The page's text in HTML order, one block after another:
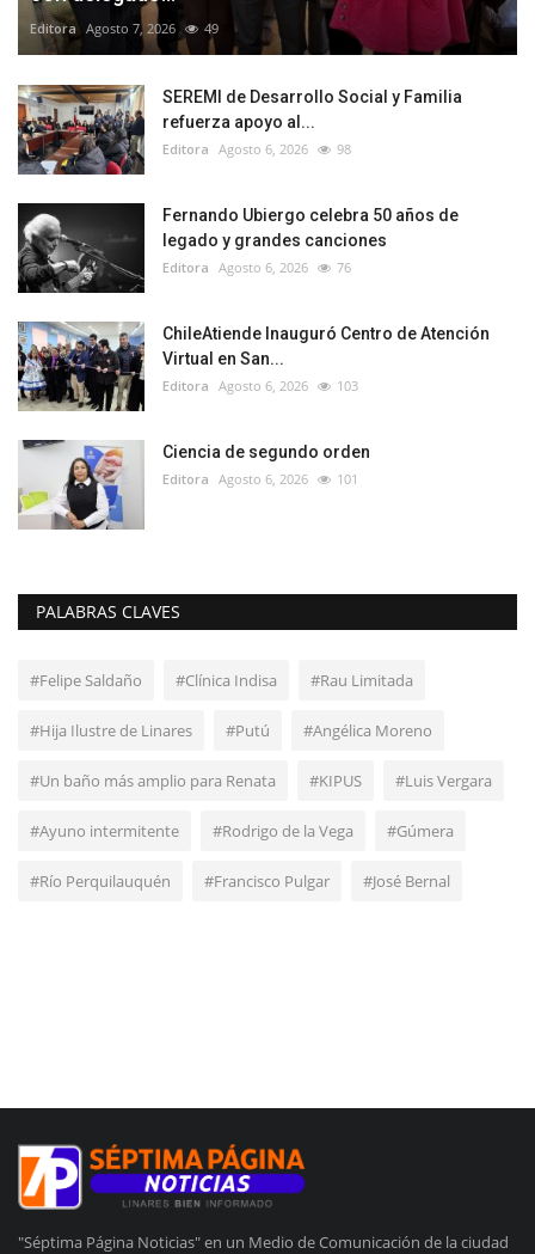
Editora Agosto 7, 2026 49
SEREMI de Desarrollo Social y Familia
refuerza apoyo al...
Editora Agosto 6, 2026 98
Fernando Ubiergo celebra 50 años de
legado y grandes canciones
Editora Agosto 6, 2026 76
ChileAtiende Inauguró Centro de Atención
Virtual en San...
Editora Agosto 6, 2026 103
Ciencia de segundo orden
Editora Agosto 6, 2026 101
PALABRAS CLAVES
#Felipe Saldaño #Clínica Indisa #Rau Limitada
#Hija Ilustre de Linares #Putú #Angélica Moreno
#Un baño más amplio para Renata #KIPUS #Luis Vergara
#Ayuno intermitente #Rodrigo de la Vega #Gúmera
#Río Perquilauquén #Francisco Pulgar #José Bernal
"Séptima Página Noticias" en un Medio de Comunicación de la ciudad